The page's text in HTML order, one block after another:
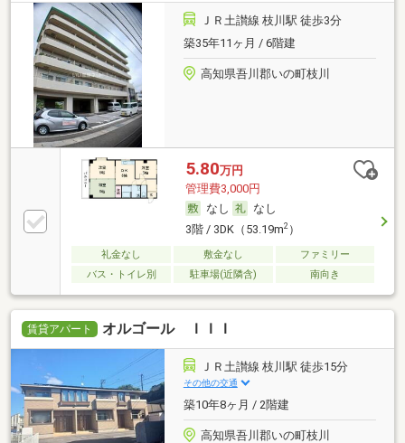
ＪＲ土讃線 枝川駅 徒歩3分
築35年11ヶ月 / 6階建
高知県吾川郡いの町枝川
5.80万円
管理費3,000円
なし
なし
3階 / 3DK（53.19m2）
礼金なし 敷金なし
ファミリー
バス・トイレ別
駐車場(近隣含) 南向き
賃貸アパート オルゴール ＩＩＩ
ＪＲ土讃線 枝川駅 徒歩15分
その他の交通
築10年8ヶ月 / 2階建
高知県吾川郡いの町枝川